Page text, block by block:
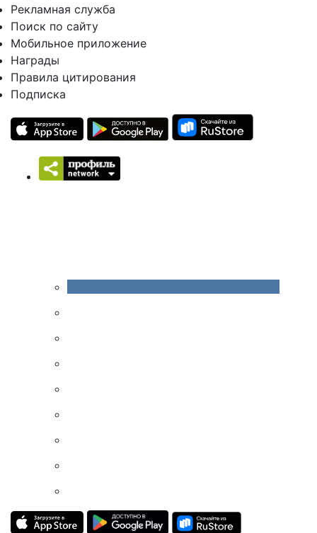
Рекламная служба
Поиск по сайту
Мобильное приложение
Награды
Правила цитирования
Подписка